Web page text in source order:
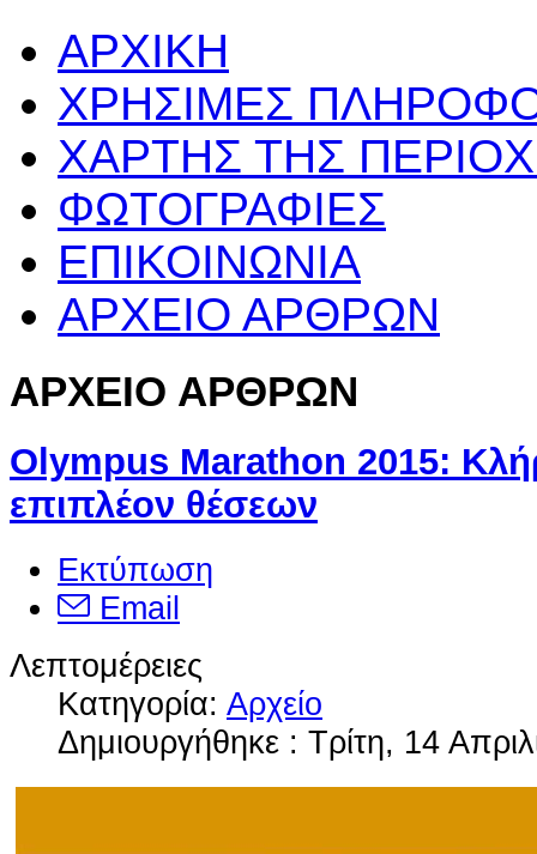
ΑΡΧΙΚΗ
ΧΡΗΣΙΜΕΣ
ΧΑΡΤΗΣ ΤΗΣ
ΦΩΤΟΓΡΑΦΙΕΣ
ΕΠΙΚΟΙΝΩΝΙΑ
ΑΡΧΕΙΟ ΑΡΘΡΩΝ
ΑΡΧΕΙΟ ΑΡΘΡΩΝ
Olympus Marathon 2015:
επιπλέον θέσεων
Εκτύπωση
Email
Λεπτομέρειες
Κατηγορία: Αρχείο
Δημιουργήθηκε : Τρίτη, 14